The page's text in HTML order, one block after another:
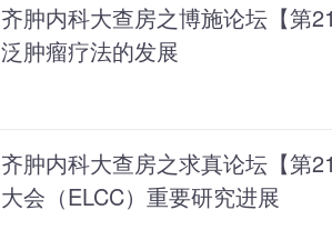
齐肿内科大查房之博施论坛【第
泛肿瘤疗法的发展
齐肿内科大查房之求真论坛【第
大会（ELCC）重要研究进展